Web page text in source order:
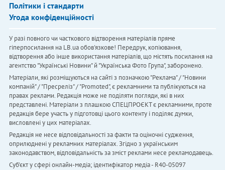
Політики і стандарти
Угода конфіденційності
У разі повного чи часткового відтворення матеріалів пряме
гіперпосилання на LB.ua обов'язкове! Передрук, копіювання,
відтворення або інше використання матеріалів, що містять посилання на
агентство "Українськi Новини" й "Українська Фото Група", заборонено.
Матеріали, які розміщуються на сайті з позначкою "Реклама" / "Новини
компаній" / "Пресреліз" / "Promoted", є рекламними та публікуються на
правах реклами. Редакція може не поділяти погляди, які в них
представлені. Матеріали з плашкою СПЕЦПРОЄКТ є рекламними, проте
редакція бере участь у підготовці цього контенту і поділяє думки,
висловлені у цих матеріалах.
Редакція не несе відповідальності за факти та оціночні судження,
оприлюднені у рекламних матеріалах. Згідно з українським
законодавством, відповідальність за зміст реклами несе рекламодавець.
Cуб'єкт у сфері онлайн-медіа; ідентифікатор медіа - R40-05097